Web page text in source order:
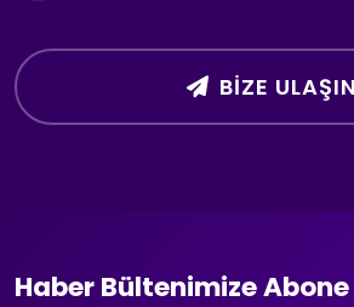
BIZE ULAŞIN
Haber Bültenimize